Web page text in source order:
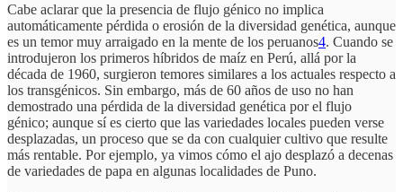
Cabe aclarar que la presencia de flujo génico no implica
automáticamente pérdida o erosión de la diversidad genética, aunque
es un temor muy arraigado en la mente de los peruanos4. Cuando se
introdujeron los primeros híbridos de maíz en Perú, allá por la
década de 1960, surgieron temores similares a los actuales respecto a
los transgénicos. Sin embargo, más de 60 años de uso no han
demostrado una pérdida de la diversidad genética por el flujo
génico; aunque sí es cierto que las variedades locales pueden verse
desplazadas, un proceso que se da con cualquier cultivo que resulte
más rentable. Por ejemplo, ya vimos cómo el ajo desplazó a decenas
de variedades de papa en algunas localidades de Puno.